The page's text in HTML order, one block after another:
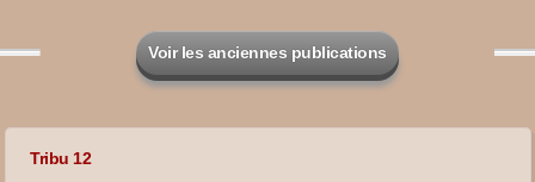
Voir les anciennes publications
Tribu 12